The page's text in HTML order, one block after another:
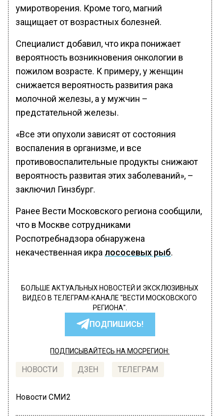
умиротворения. Кроме того, магний
защищает от возрастных болезней.
Специалист добавил, что икра понижает
вероятность возникновения онкологии в
пожилом возрасте. К примеру, у женщин
снижается вероятность развития рака
молочной железы, а у мужчин –
предстательной железы.
«Все эти опухоли зависят от состояния
воспаления в организме, и все
противовоспалительные продукты снижают
вероятность развитая этих заболеваний», –
заключил Гинзбург.
Ранее Вести Московского региона сообщили,
что в Москве сотрудниками
Роспотребнадзора обнаружена
некачественная икра лососевых рыб.
БОЛЬШЕ АКТУАЛЬНЫХ НОВОСТЕЙ И ЭКСКЛЮЗИВНЫХ
ВИДЕО В ТЕЛЕГРАМ-КАНАЛЕ "ВЕСТИ МОСКОВСКОГО
РЕГИОНА".
ПОДПИШИСЬ!
ПОДПИСЫВАЙТЕСЬ НА МОСРЕГИОН:
НОВОСТИ ДЗЕН ТЕЛЕГРАМ
Новости СМИ2